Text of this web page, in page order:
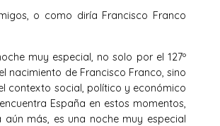
o como diría Francisco Franco
muy especial, no solo por el 127º
nacimiento de Francisco Franco, sino
contexto social, político y económico
España en estos momentos,
más, es una noche muy especial